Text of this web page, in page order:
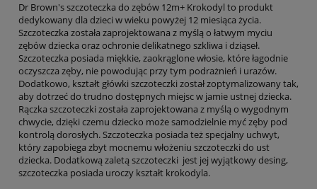
Dr Brown's szczoteczka do zębów 12m+ Krokodyl to produkt
dedykowany dla dzieci w wieku powyżej 12 miesiąca życia.
Szczoteczka została zaprojektowana z myślą o łatwym myciu
zębów dziecka oraz ochronie delikatnego szkliwa i dziąseł.
Szczoteczka posiada miękkie, zaokrąglone włosie, które łagodnie
oczyszcza zęby, nie powodując przy tym podrażnień i urazów.
Dodatkowo, kształt główki szczoteczki został zoptymalizowany tak,
aby dotrzeć do trudno dostępnych miejsc w jamie ustnej dziecka.
Rączka szczoteczki została zaprojektowana z myślą o wygodnym
chwycie, dzięki czemu dziecko może samodzielnie myć zęby pod
kontrolą dorosłych. Szczoteczka posiada też specjalny uchwyt,
który zapobiega zbyt mocnemu włożeniu szczoteczki do ust
dziecka. Dodatkową zaletą szczoteczki jest jej wyjątkowy desing,
szczoteczka posiada uroczy kształt krokodyla.